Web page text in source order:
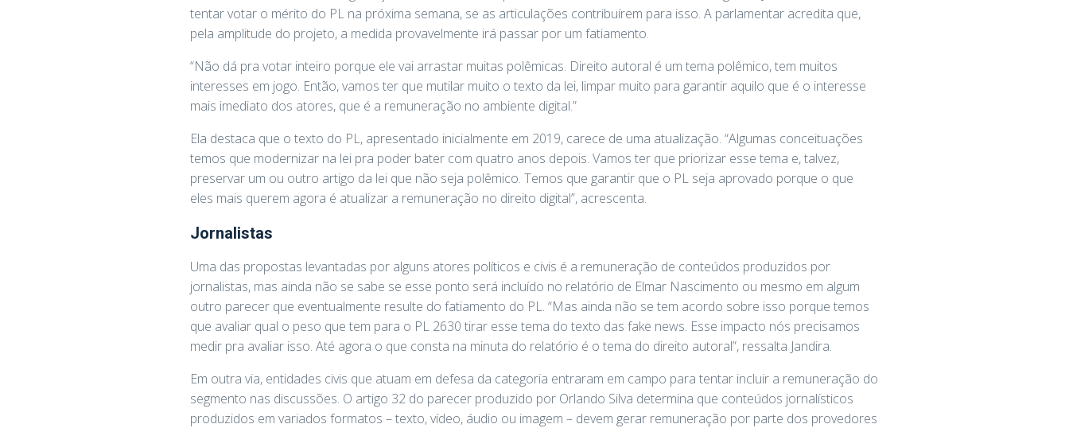
tentar votar o mérito do PL na próxima semana, se as articulações contribuírem para isso. A parlamentar acredita que,
pela amplitude do projeto, a medida provavelmente irá passar por um fatiamento.
“Não dá pra votar inteiro porque ele vai arrastar muitas polêmicas. Direito autoral é um tema polêmico, tem muitos
interesses em jogo. Então, vamos ter que mutilar muito o texto da lei, limpar muito para garantir aquilo que é o interesse
mais imediato dos atores, que é a remuneração no ambiente digital.”
Ela destaca que o texto do PL, apresentado inicialmente em 2019, carece de uma atualização. “Algumas conceituações
temos que modernizar na lei pra poder bater com quatro anos depois. Vamos ter que priorizar esse tema e, talvez,
preservar um ou outro artigo da lei que não seja polêmico. Temos que garantir que o PL seja aprovado porque o que
eles mais querem agora é atualizar a remuneração no direito digital”, acrescenta.
Jornalistas
Uma das propostas levantadas por alguns atores políticos e civis é a remuneração de conteúdos produzidos por
jornalistas, mas ainda não se sabe se esse ponto será incluído no relatório de Elmar Nascimento ou mesmo em algum
outro parecer que eventualmente resulte do fatiamento do PL. “Mas ainda não se tem acordo sobre isso porque temos
que avaliar qual o peso que tem para o PL 2630 tirar esse tema do texto das fake news. Esse impacto nós precisamos
medir pra avaliar isso. Até agora o que consta na minuta do relatório é o tema do direito autoral”, ressalta Jandira.
Em outra via, entidades civis que atuam em defesa da categoria entraram em campo para tentar incluir a remuneração do
segmento nas discussões. O artigo 32 do parecer produzido por Orlando Silva determina que conteúdos jornalísticos
produzidos em variados formatos – texto, vídeo, áudio ou imagem – devem gerar remuneração por parte dos provedores